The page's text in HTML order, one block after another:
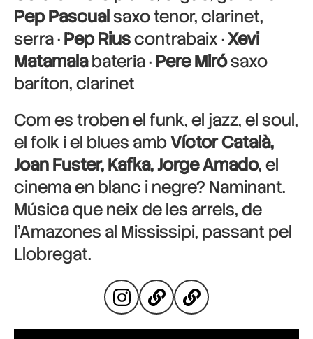
Pep Pascualsaxo tenor, clarinet,
serra ·Pep Riuscontrabaix ·Xevi
Matamalabateria ·Pere Mirósaxo
baríton, clarinet
Com es troben el funk, el jazz, el soul,
el folk i el blues ambVíctor Català,
Joan Fuster, Kafka, Jorge Amado, el
cinema en blanc i negre? Naminant.
Música que neix de les arrels, de
l’Amazones al Mississipi, passant pel
Llobregat.